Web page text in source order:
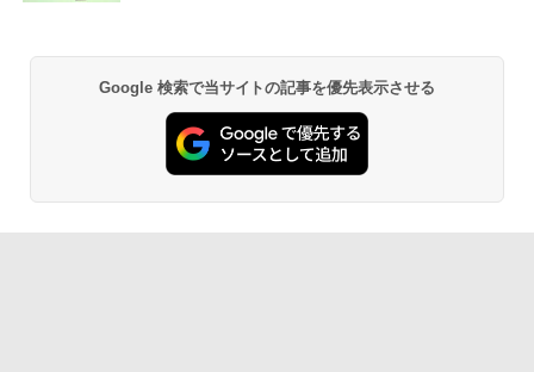
Google 検索で当サイトの記事を優先表示させる